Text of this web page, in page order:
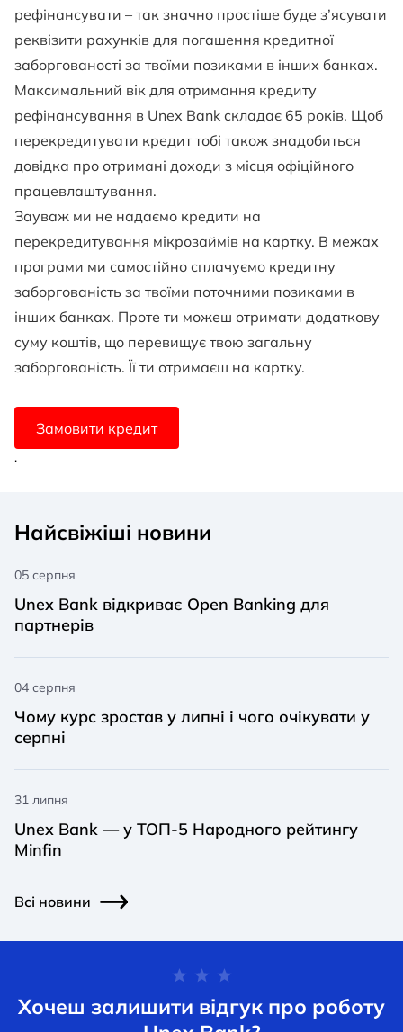
рефінансувати – так значно простіше буде з’ясувати
реквізити рахунків для погашення кредитної
заборгованості за твоїми позиками в інших банках.
Максимальний вік для отримання кредиту
рефінансування в Unex Bank складає 65 років. Щоб
перекредитувати кредит тобі також знадобиться
довідка про отримані доходи з місця офіційного
працевлаштування.
Зауваж ми не надаємо кредити на
перекредитування мікрозаймів на картку. В межах
програми ми самостійно сплачуємо кредитну
заборгованість за твоїми поточними позиками в
інших банках. Проте ти можеш отримати додаткову
суму коштів, що перевищує твою загальну
заборгованість. Її ти отримаєш на картку.
Замовити кредит
.
Найсвіжіші новини
05 серпня
Unex Bank відкриває Open Banking для
партнерів
04 серпня
Чому курс зростав у липні і чого очікувати у
серпні
31 липня
Unex Bank — у ТОП-5 Народного рейтингу
Minfin
Всі новини
Хочеш залишити відгук про роботу